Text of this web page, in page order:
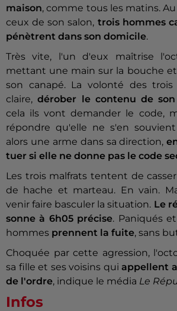
maison, comme tous les matins.
ceux de son salon, trois hommes
pénètrent dans son domicile.
Très vite, l'un d'eux maîtrise
mettant une main sur la bouche
son canapé. La volonté des
claire,dérober le contenu de
cela ils vont demander le code,
répondre qu'elle ne s'en
alors une arme dans sa direction,
tuer si elle ne donne pas le code
Les trois malfrats tentent de
de hache et marteau. En vain.
venir faire basculer la situation. Le
sonne à 6h05 précise. Paniqués
hommes prennent la fuite, sans
Choquée par cette agression,
sa fille et ses voisins quiappellent
de l'ordre, indique le média Le
Infos